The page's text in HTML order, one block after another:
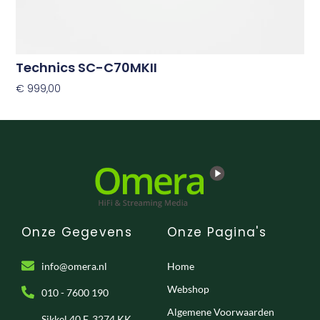
Technics SC-C70MKII
€ 999,00
Onze Gegevens
info@omera.nl
010 - 7600 190
Onze Pagina's
Home
Webshop
Algemene Voorwaarden